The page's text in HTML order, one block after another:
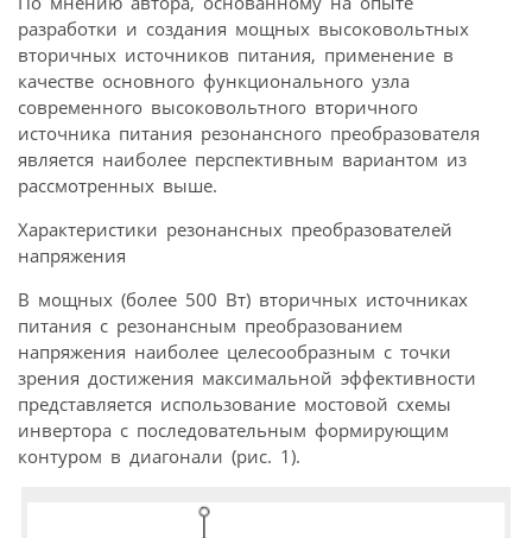
разработки и создания мощных высоковольтных
вторичных источников питания, применение в
качестве основного функционального узла
современного высоковольтного вторичного
источника питания резонансного преобразователя
является наиболее перспективным вариантом из
рассмотренных выше.
Характеристики резонансных преобразователей
напряжения
В мощных (более 500 Вт) вторичных источниках
питания с резонансным преобразованием
напряжения наиболее целесообразным с точки
зрения достижения максимальной эффективности
представляется использование мостовой схемы
инвертора с последовательным формирующим
контуром в диагонали (рис. 1).